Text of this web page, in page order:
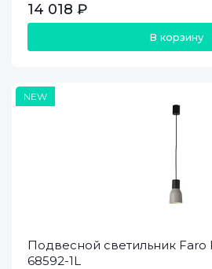
14 018 ₽
В корзину
NEW
Подвесной светильник
68592-1L